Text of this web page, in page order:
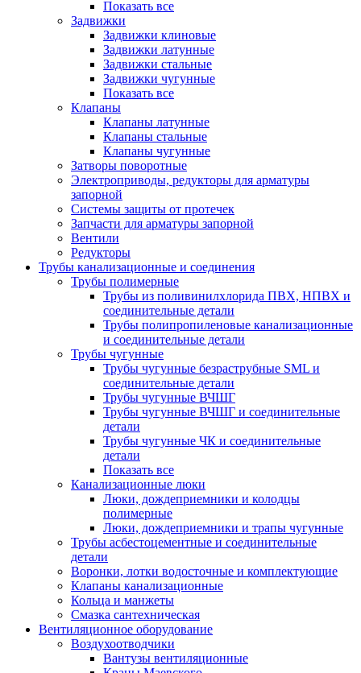
Показать все
Задвижки
Задвижки клиновые
Задвижки латунные
Задвижки стальные
Задвижки чугунные
Показать все
Клапаны
Клапаны латунные
Клапаны стальные
Клапаны чугунные
Затворы поворотные
Электроприводы, редукторы для арматуры
запорной
Системы защиты от протечек
Запчасти для арматуры запорной
Вентили
Редукторы
Трубы канализационные и соединения
Трубы полимерные
Трубы из поливинилхлорида ПВХ, НПВХ и
соединительные детали
Трубы полипропиленовые канализационные
и соединительные детали
Трубы чугунные
Трубы чугунные безраструбные SML и
соединительные детали
Трубы чугунные ВЧШГ
Трубы чугунные ВЧШГ и соединительные
детали
Трубы чугунные ЧК и соединительные
детали
Показать все
Канализационные люки
Люки, дождеприемники и колодцы
полимерные
Люки, дождеприемники и трапы чугунные
Трубы асбестоцементные и соединительные
детали
Воронки, лотки водосточные и комплектующие
Клапаны канализационные
Кольца и манжеты
Смазка сантехническая
Вентиляционное оборудование
Воздухоотводчики
Вантузы вентиляционные